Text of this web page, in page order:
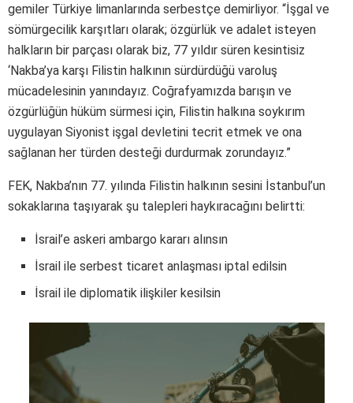
gemiler Türkiye limanlarında serbestçe demirliyor. “İşgal ve
sömürgecilik karşıtları olarak; özgürlük ve adalet isteyen
halkların bir parçası olarak biz, 77 yıldır süren kesintisiz
‘Nakba’ya karşı Filistin halkının sürdürdüğü varoluş
mücadelesinin yanındayız. Coğrafyamızda barışın ve
özgürlüğün hüküm sürmesi için, Filistin halkına soykırım
uygulayan Siyonist işgal devletini tecrit etmek ve ona
sağlanan her türden desteği durdurmak zorundayız.”
FEK, Nakba’nın 77. yılında Filistin halkının sesini İstanbul’un
sokaklarına taşıyarak şu talepleri haykıracağını belirtti:
İsrail’e askeri ambargo kararı alınsın
İsrail ile serbest ticaret anlaşması iptal edilsin
İsrail ile diplomatik ilişkiler kesilsin